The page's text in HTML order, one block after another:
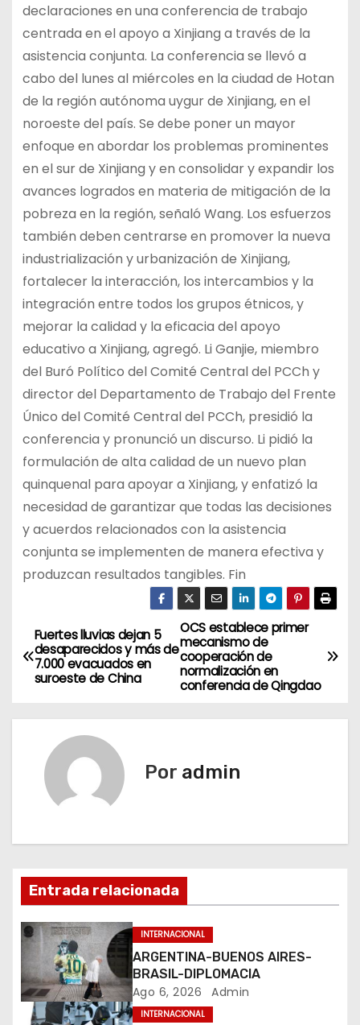
declaraciones en una conferencia de trabajo
centrada en el apoyo a Xinjiang a través de la
asistencia conjunta. La conferencia se llevó a
cabo del lunes al miércoles en la ciudad de Hotan
de la región autónoma uygur de Xinjiang, en el
noroeste del país. Se debe poner un mayor
enfoque en abordar los problemas prominentes
en el sur de Xinjiang y en consolidar y expandir los
avances logrados en materia de mitigación de la
pobreza en la región, señaló Wang. Los esfuerzos
también deben centrarse en promover la nueva
industrialización y urbanización de Xinjiang,
fortalecer la interacción, los intercambios y la
integración entre todos los grupos étnicos, y
mejorar la calidad y la eficacia del apoyo
educativo a Xinjiang, agregó. Li Ganjie, miembro
del Buró Político del Comité Central del PCCh y
director del Departamento de Trabajo del Frente
Único del Comité Central del PCCh, presidió la
conferencia y pronunció un discurso. Li pidió la
formulación de alta calidad de un nuevo plan
quinquenal para apoyar a Xinjiang, y enfatizó la
necesidad de garantizar que todas las decisiones
y acuerdos relacionados con la asistencia
conjunta se implementen de manera efectiva y
produzcan resultados tangibles. Fin
N
a
c
i
ó
n
d
e
OCS establece primer
mecanismo de
cooperación de
normalización en
conferencia de Qingdao
Fuertes lluvias dejan 5
desaparecidos y más de
7.000 evacuados en
suroeste de China
Por admin
Entrada relacionada
INTERNACIONAL
ARGENTINA-BUENOS AIRES-
BRASIL-DIPLOMACIA
Ago 6, 2026 Admin
INTERNACIONAL